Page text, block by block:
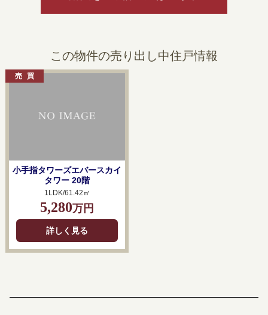
この物件の売り出し中住戸情報
小手指タワーズエバースカイ
タワー 20階
1LDK/61.42㎡
5,280万円
詳しく見る